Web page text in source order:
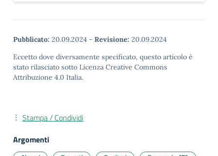
Pubblicato: 20.09.2024 - Revisione: 20.09.2024
Eccetto dove diversamente specificato, questo articolo è
stato rilasciato sotto Licenza Creative Commons
Attribuzione 4.0 Italia.
Stampa / Condividi
Argomenti